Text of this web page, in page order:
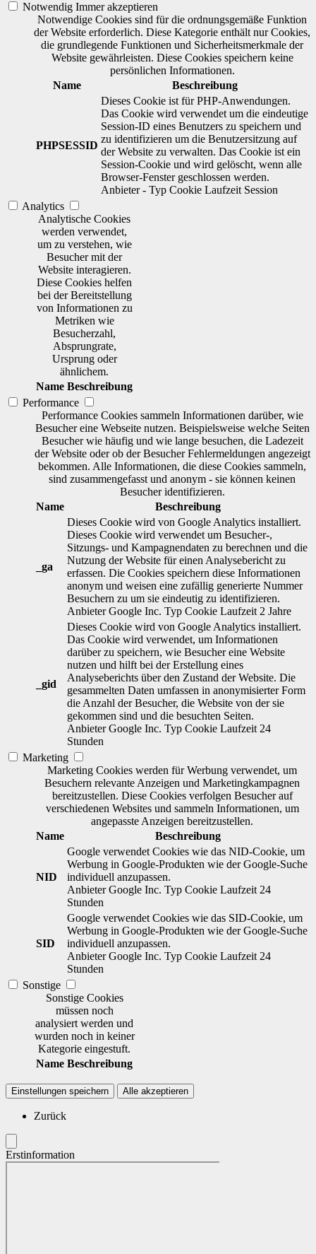
Notwendig Immer akzeptieren
Notwendige Cookies sind für die ordnungsgemäße Funktion
der Website erforderlich. Diese Kategorie enthält nur Cookies,
die grundlegende Funktionen und Sicherheitsmerkmale der
Website gewährleisten. Diese Cookies speichern keine
persönlichen Informationen.
Name
Beschreibung
PHPSESSID
Dieses Cookie ist für PHP-Anwendungen.
Das Cookie wird verwendet um die eindeutige
Session-ID eines Benutzers zu speichern und
zu identifizieren um die Benutzersitzung auf
der Website zu verwalten. Das Cookie ist ein
Session-Cookie und wird gelöscht, wenn alle
Browser-Fenster geschlossen werden.
Anbieter - Typ Cookie Laufzeit Session
Analytics
Analytische Cookies
werden verwendet,
um zu verstehen, wie
Besucher mit der
Website interagieren.
Diese Cookies helfen
bei der Bereitstellung
von Informationen zu
Metriken wie
Besucherzahl,
Absprungrate,
Ursprung oder
ähnlichem.
Name Beschreibung
Performance
Performance Cookies sammeln Informationen darüber, wie
Besucher eine Webseite nutzen. Beispielsweise welche Seiten
Besucher wie häufig und wie lange besuchen, die Ladezeit
der Website oder ob der Besucher Fehlermeldungen angezeigt
bekommen. Alle Informationen, die diese Cookies sammeln,
sind zusammengefasst und anonym - sie können keinen
Besucher identifizieren.
Name
Beschreibung
_ga
Dieses Cookie wird von Google Analytics installiert.
Dieses Cookie wird verwendet um Besucher-,
Sitzungs- und Kampagnendaten zu berechnen und die
Nutzung der Website für einen Analysebericht zu
erfassen. Die Cookies speichern diese Informationen
anonym und weisen eine zufällig generierte Nummer
Besuchern zu um sie eindeutig zu identifizieren.
Anbieter Google Inc. Typ Cookie Laufzeit 2 Jahre
_gid
Dieses Cookie wird von Google Analytics installiert.
Das Cookie wird verwendet, um Informationen
darüber zu speichern, wie Besucher eine Website
nutzen und hilft bei der Erstellung eines
Analyseberichts über den Zustand der Website. Die
gesammelten Daten umfassen in anonymisierter Form
die Anzahl der Besucher, die Website von der sie
gekommen sind und die besuchten Seiten.
Anbieter Google Inc. Typ Cookie Laufzeit 24
Stunden
Marketing
Marketing Cookies werden für Werbung verwendet, um
Besuchern relevante Anzeigen und Marketingkampagnen
bereitzustellen. Diese Cookies verfolgen Besucher auf
verschiedenen Websites und sammeln Informationen, um
angepasste Anzeigen bereitzustellen.
Name
Beschreibung
NID
Google verwendet Cookies wie das NID-Cookie, um
Werbung in Google-Produkten wie der Google-Suche
individuell anzupassen.
Anbieter Google Inc. Typ Cookie Laufzeit 24
Stunden
SID
Google verwendet Cookies wie das SID-Cookie, um
Werbung in Google-Produkten wie der Google-Suche
individuell anzupassen.
Anbieter Google Inc. Typ Cookie Laufzeit 24
Stunden
Sonstige
Sonstige Cookies
müssen noch
analysiert werden und
wurden noch in keiner
Kategorie eingestuft.
Name Beschreibung
Einstellungen speichern Alle akzeptieren
Zurück
Erstinformation